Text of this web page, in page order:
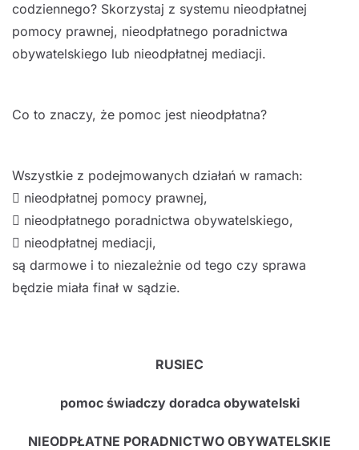
codziennego? Skorzystaj z systemu nieodpłatnej
pomocy prawnej, nieodpłatnego poradnictwa
obywatelskiego lub nieodpłatnej mediacji.
Co to znaczy, że pomoc jest nieodpłatna?
Wszystkie z podejmowanych działań w ramach:
 nieodpłatnej pomocy prawnej,
 nieodpłatnego poradnictwa obywatelskiego,
 nieodpłatnej mediacji,
są darmowe i to niezależnie od tego czy sprawa
będzie miała finał w sądzie.
RUSIEC
pomoc świadczy doradca obywatelski
NIEODPŁATNE PORADNICTWO OBYWATELSKIE